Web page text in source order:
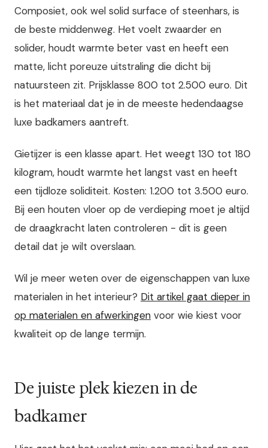
Composiet, ook wel solid surface of steenhars, is
de beste middenweg. Het voelt zwaarder en
solider, houdt warmte beter vast en heeft een
matte, licht poreuze uitstraling die dicht bij
natuursteen zit. Prijsklasse 800 tot 2.500 euro. Dit
is het materiaal dat je in de meeste hedendaagse
luxe badkamers aantreft.
Gietijzer is een klasse apart. Het weegt 130 tot 180
kilogram, houdt warmte het langst vast en heeft
een tijdloze soliditeit. Kosten: 1.200 tot 3.500 euro.
Bij een houten vloer op de verdieping moet je altijd
de draagkracht laten controleren - dit is geen
detail dat je wilt overslaan.
Wil je meer weten over de eigenschappen van luxe
materialen in het interieur? Dit artikel gaat dieper in
op materialen en afwerkingen voor wie kiest voor
kwaliteit op de lange termijn.
De juiste plek kiezen in de
badkamer